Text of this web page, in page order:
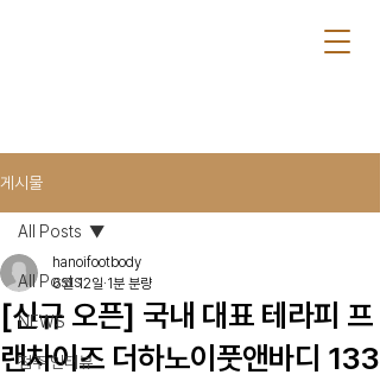
게시물
All Posts
NEWS
점주 인터뷰
All Posts
[신규 오픈] 국내 대표 테라피 프
랜차이즈 더하노이풋앤바디 133
hanoifootbody
6월 12일 1분 분량